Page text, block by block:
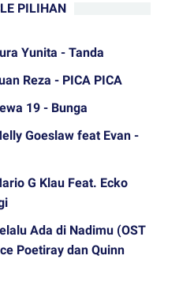
PILIHAN
Yunita - Tanda
Reza - PICA PICA
19 - Bunga
Goeslaw feat Evan -
G Klau Feat. Ecko
Ada di Nadimu (OST
Poetiray dan Quinn